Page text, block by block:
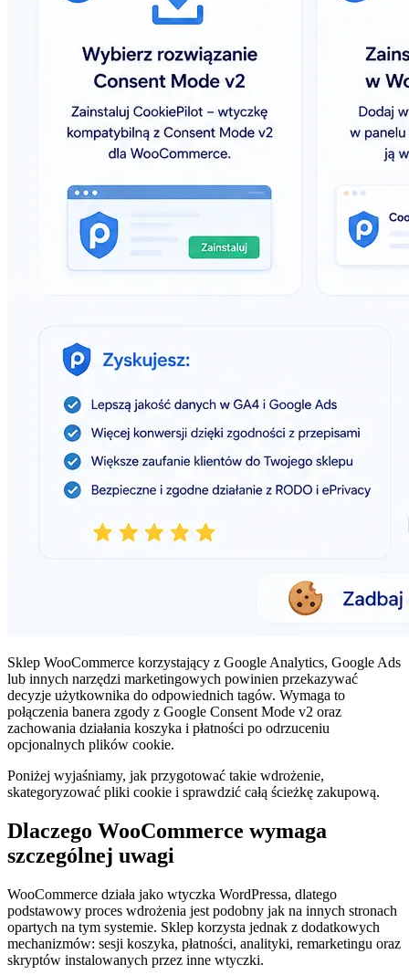
Sklep WooCommerce korzystający z Google Analytics, Google Ads
lub innych narzędzi marketingowych powinien przekazywać
decyzje użytkownika do odpowiednich tagów. Wymaga to
połączenia banera zgody z Google Consent Mode v2 oraz
zachowania działania koszyka i płatności po odrzuceniu
opcjonalnych plików cookie.
Poniżej wyjaśniamy, jak przygotować takie wdrożenie,
skategoryzować pliki cookie i sprawdzić całą ścieżkę zakupową.
Dlaczego WooCommerce wymaga
szczególnej uwagi
WooCommerce działa jako wtyczka WordPressa, dlatego
podstawowy proces wdrożenia jest podobny jak na innych stronach
opartych na tym systemie. Sklep korzysta jednak z dodatkowych
mechanizmów: sesji koszyka, płatności, analityki, remarketingu oraz
skryptów instalowanych przez inne wtyczki.